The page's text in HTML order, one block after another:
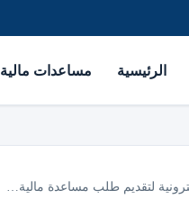
الرئيسية مساعدات مالية